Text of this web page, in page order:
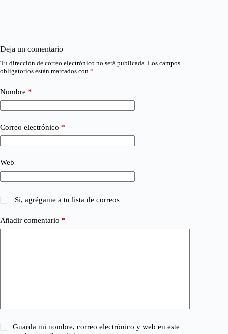
Deja un comentario
Tu dirección de correo electrónico no será publicada. Los campos
obligatorios están marcados con *
Nombre *
Correo electrónico *
Web
Sí, agrégame a tu lista de correos
Añadir comentario *
Guarda mi nombre, correo electrónico y web en este